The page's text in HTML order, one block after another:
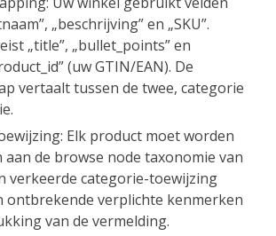
„beschrijving” en „SKU”.
„title”, „bullet_points” en
(uw GTIN/EAN). De
vertaalt tussen de twee, categorie
Elk product moet worden
aan de browse node taxonomie van
verkeerde categorie-toewijzing
ontbrekende verplichte kenmerken
van de vermelding.